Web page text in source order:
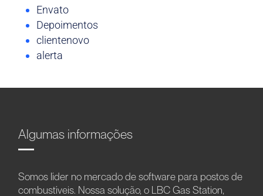
Envato
Depoimentos
clientenovo
alerta
Algumas informações
Somos líder no mercado de software para postos de
combustíveis. Nossa solução, o LBC Gas Station,